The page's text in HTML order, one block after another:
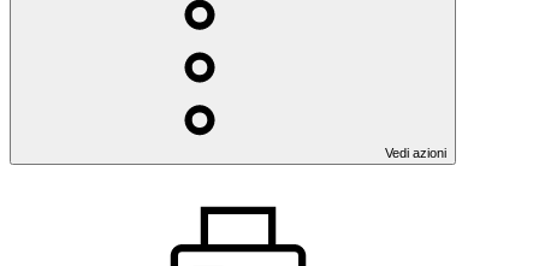
Vedi azioni